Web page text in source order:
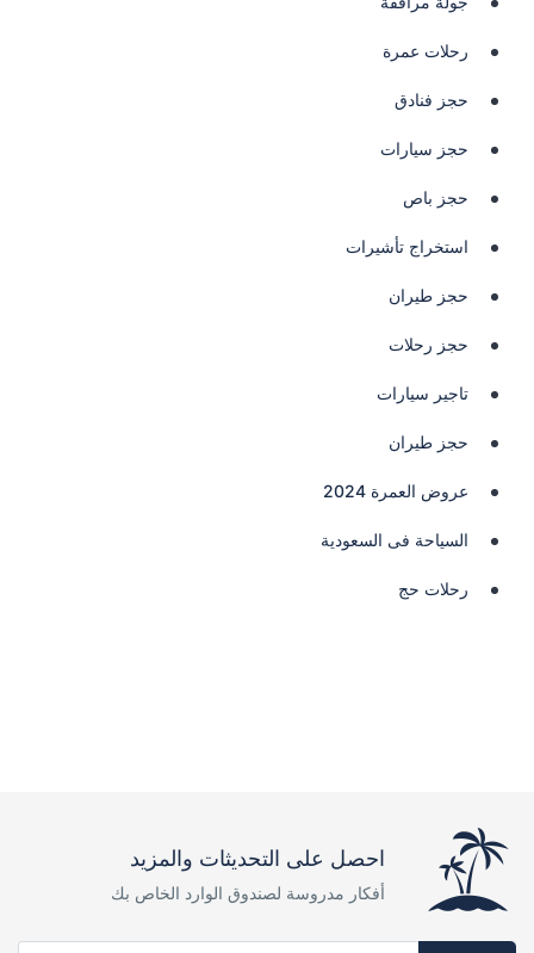
رحلات عمرة
حجز فنادق
حجز سيارات
حجز باص
استخراج تأشيرات
حجز طيران
حجز رحلات
تاجير سيارات
حجز طيران
عروض العمرة 2024
السياحة فى السعودية
رحلات حج
احصل على التحديثات والمزيد
أفكار مدروسة لصندوق الوارد الخاص بك